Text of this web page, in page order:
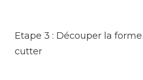
Etape 3 : Découper la
cutter